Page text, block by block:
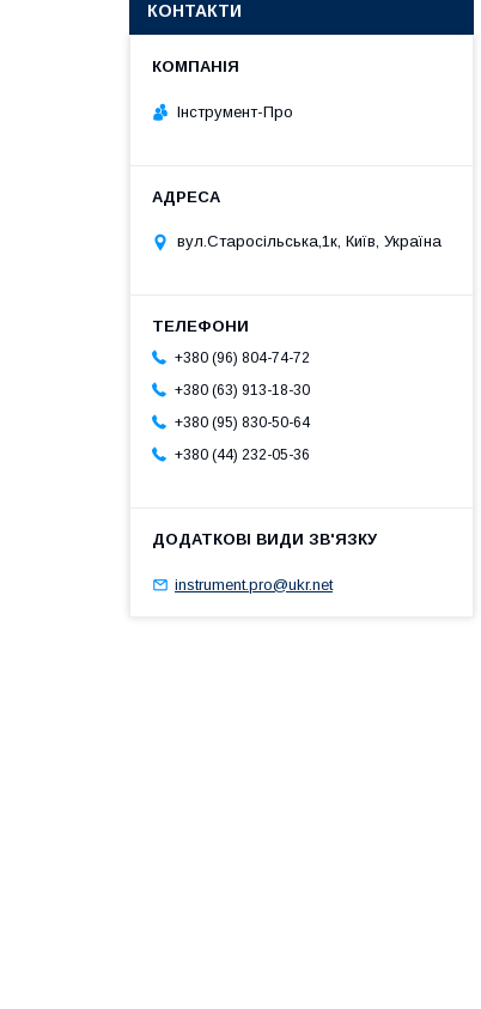
КОНТАКТИ
Інструмент-Про
вул.Старосільська,1к, Київ, Україна
+380 (96) 804-74-72
+380 (63) 913-18-30
+380 (95) 830-50-64
+380 (44) 232-05-36
instrument.pro@ukr.net